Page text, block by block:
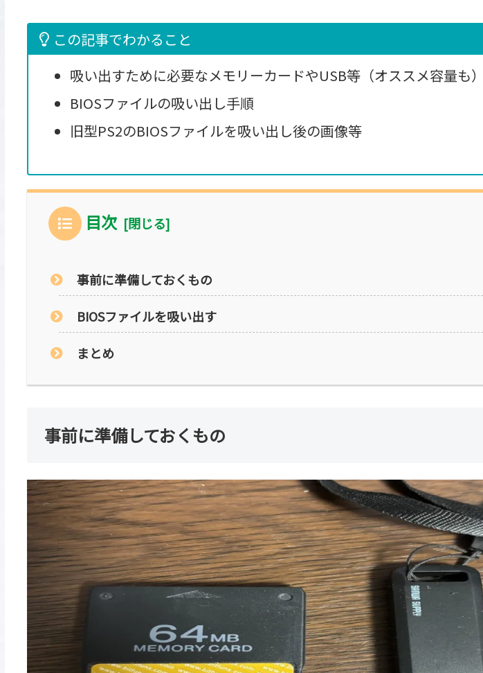
この記事でわかること
吸い出すために必要なメモリーカードやUSB等（オススメ容量も）
BIOSファイルの吸い出し手順
旧型PS2のBIOSファイルを吸い出し後の画像等
目次
事前に準備しておくもの
BIOSファイルを吸い出す
まとめ
事前に準備しておくもの